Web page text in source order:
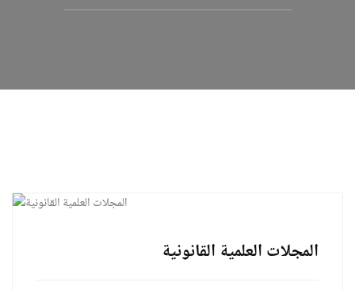
المجلات العلمية القانونية